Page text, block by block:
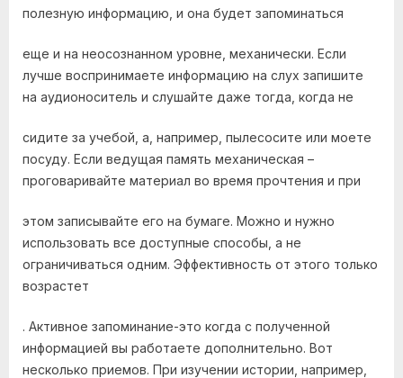
полезную информацию, и она будет запоминаться
еще и на неосознанном уровне, механически. Если
лучше воспринимаете информацию на слух запишите
на аудионоситель и слушайте даже тогда, когда не
сидите за учебой, а, например, пылесосите или моете
посуду. Если ведущая память механическая –
проговаривайте материал во время прочтения и при
этом записывайте его на бумаге. Можно и нужно
использовать все доступные способы, а не
ограничиваться одним. Эффективность от этого только
возрастет
. Активное запоминание-это когда с полученной
информацией вы работаете дополнительно. Вот
несколько приемов. При изучении истории, например,